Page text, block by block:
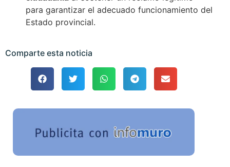
para garantizar el adecuado funcionamiento del
Estado provincial.
Comparte esta noticia